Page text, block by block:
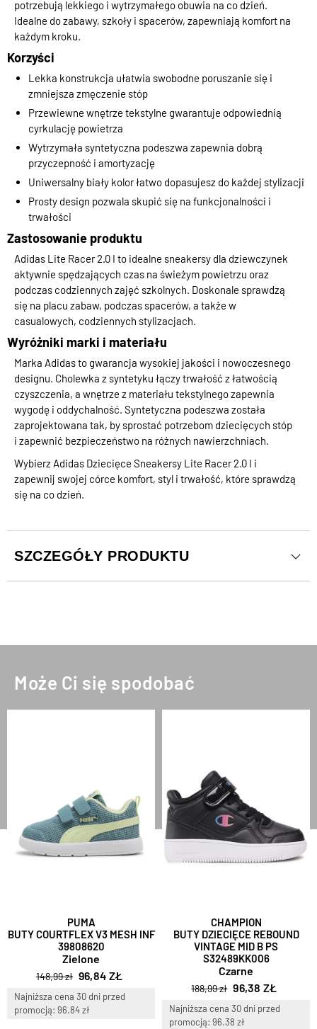
potrzebują lekkiego i wytrzymałego obuwia na co dzień.
Idealne do zabawy, szkoły i spacerów, zapewniają komfort na
każdym kroku.
Korzyści
Lekka konstrukcja ułatwia swobodne poruszanie się i
zmniejsza zmęczenie stóp
Przewiewne wnętrze tekstylne gwarantuje odpowiednią
cyrkulację powietrza
Wytrzymała syntetyczna podeszwa zapewnia dobrą
przyczepność i amortyzację
Uniwersalny biały kolor łatwo dopasujesz do każdej stylizacji
Prosty design pozwala skupić się na funkcjonalności i
trwałości
Zastosowanie produktu
Adidas Lite Racer 2.0 I to idealne sneakersy dla dziewczynek
aktywnie spędzających czas na świeżym powietrzu oraz
podczas codziennych zajęć szkolnych. Doskonale sprawdzą
się na placu zabaw, podczas spacerów, a także w
casualowych, codziennych stylizacjach.
Wyróżniki marki i materiału
Marka Adidas to gwarancja wysokiej jakości i nowoczesnego
designu. Cholewka z syntetyku łączy trwałość z łatwością
czyszczenia, a wnętrze z materiału tekstylnego zapewnia
wygodę i oddychalność. Syntetyczna podeszwa została
zaprojektowana tak, by sprostać potrzebom dziecięcych stóp
i zapewnić bezpieczeństwo na różnych nawierzchniach.
Wybierz Adidas Dziecięce Sneakersy Lite Racer 2.0 I i
zapewnij swojej córce komfort, styl i trwałość, które sprawdzą
się na co dzień.
SZCZEGÓŁY PRODUKTU
Może Ci się spodobać
PUMA
BUTY COURTFLEX V3 MESH INF
39808620
Zielone
148,99 zł 96,84 ZŁ
Najniższa cena 30 dni przed
promocją: 96.84 zł
CHAMPION
BUTY DZIECIĘCE REBOUND
VINTAGE MID B PS
S32489KK006
Czarne
188,99 zł 96,38 ZŁ
Najniższa cena 30 dni przed
promocją: 96.38 zł